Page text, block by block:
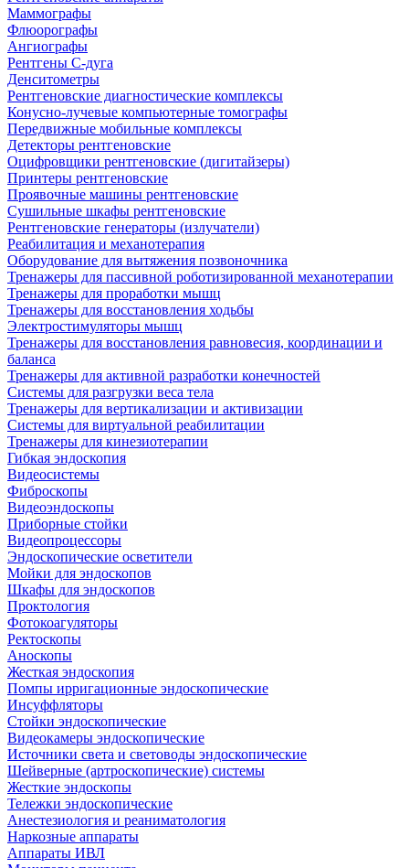
Маммографы
Флюорографы
Ангиографы
Рентгены С-дуга
Денситометры
Рентгеновские диагностические комплексы
Конусно-лучевые компьютерные томографы
Передвижные мобильные комплексы
Детекторы рентгеновские
Оцифровщики рентгеновские (дигитайзеры)
Принтеры рентгеновские
Проявочные машины рентгеновские
Сушильные шкафы рентгеновские
Рентгеновские генераторы (излучатели)
Реабилитация и механотерапия
Оборудование для вытяжения позвоночника
Тренажеры для пассивной роботизированной механотерапии
Тренажеры для проработки мышц
Тренажеры для восстановления ходьбы
Электростимуляторы мышц
Тренажеры для восстановления равновесия, координации и
баланса
Тренажеры для активной разработки конечностей
Системы для разгрузки веса тела
Тренажеры для вертикализации и активизации
Системы для виртуальной реабилитации
Тренажеры для кинезиотерапии
Гибкая эндоскопия
Видеосистемы
Фиброскопы
Видеоэндоскопы
Приборные стойки
Видеопроцессоры
Эндоскопические осветители
Мойки для эндоскопов
Шкафы для эндоскопов
Проктология
Фотокоагуляторы
Ректоскопы
Аноскопы
Жесткая эндоскопия
Помпы ирригационные эндоскопические
Инсуффляторы
Стойки эндоскопические
Видеокамеры эндоскопические
Источники света и световоды эндоскопические
Шейверные (артроскопические) системы
Жесткие эндоскопы
Тележки эндоскопические
Анестезиология и реаниматология
Наркозные аппараты
Аппараты ИВЛ